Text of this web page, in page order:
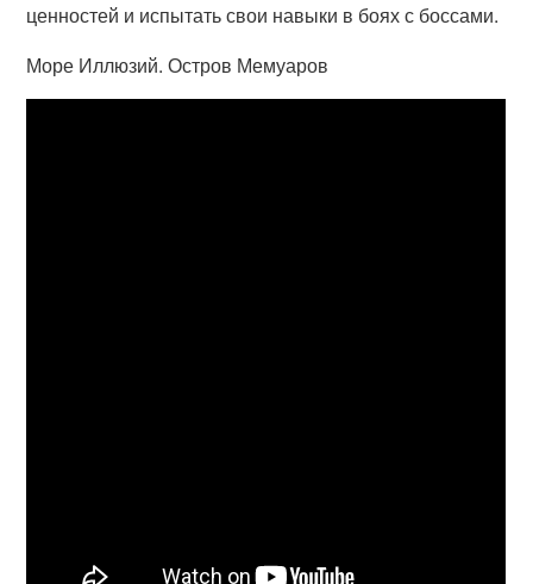
ценностей и испытать свои навыки в боях с боссами.
Море Иллюзий. Остров Мемуаров